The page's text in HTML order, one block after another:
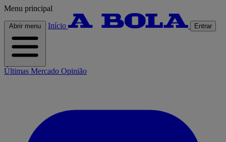
Menu principal
Abrir menu Início Entrar
Últimas Mercado Opinião